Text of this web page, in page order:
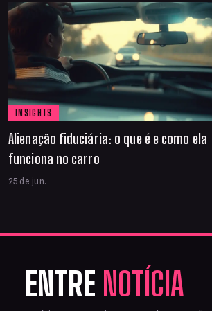
INSIGHTS
Alienação fiduciária: o que é e como ela
funciona no carro
25 de jun.
ENTRE NOTÍCIA